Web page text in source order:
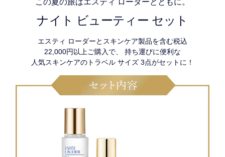
ナイト ビューティー セット
エスティ ローダーとスキンケア製品を含む税込
22,000円以上ご購入で、 持ち運びに便利な
人気スキンケアのトラベル サイズ 3点がセットに！